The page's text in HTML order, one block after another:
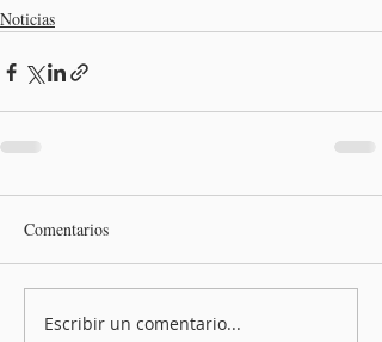
Noticias
Comentarios
Escribir un comentario...